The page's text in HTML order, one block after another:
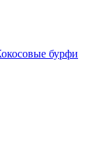
бурфи